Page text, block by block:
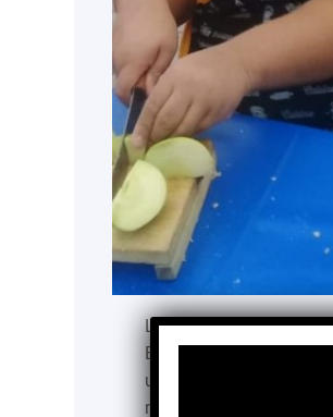
La Colmena Escuela de
Educación Especial AC es
una organización, con
más de tres décadas de